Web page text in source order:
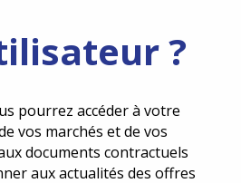
?
pourrez accéder à votre
vos marchés et de vos
documents contractuels
aux actualités des offres